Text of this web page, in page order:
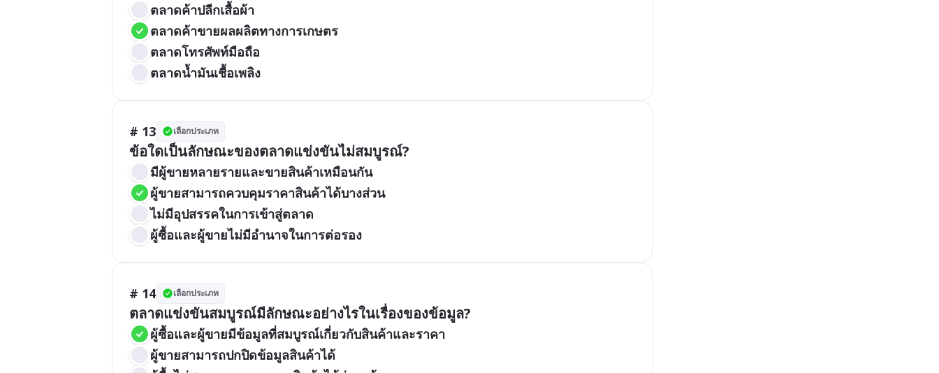
ตลาดค้าปลีกเสื้อผ้า
ตลาดค้าขายผลผลิตทางการเกษตร
ตลาดโทรศัพท์มือถือ
ตลาดน้ำมันเชื้อเพลิง
# 13 เลือกประเภท
ข้อใดเป็นลักษณะของตลาดแข่งขันไม่สมบูรณ์?
มีผู้ขายหลายรายและขายสินค้าเหมือนกัน
ผู้ขายสามารถควบคุมราคาสินค้าได้บางส่วน
ไม่มีอุปสรรคในการเข้าสู่ตลาด
ผู้ซื้อและผู้ขายไม่มีอำนาจในการต่อรอง
# 14 เลือกประเภท
ตลาดแข่งขันสมบูรณ์มีลักษณะอย่างไรในเรื่องของข้อมูล?
ผู้ซื้อและผู้ขายมีข้อมูลที่สมบูรณ์เกี่ยวกับสินค้าและราคา
ผู้ขายสามารถปกปิดข้อมูลสินค้าได้